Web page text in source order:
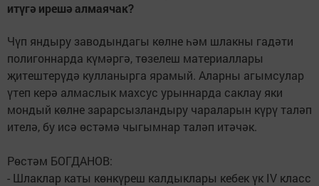
итүгә ирешә алмаячак?
Чүп яндыру заводындагы көлне һәм шлакны гадәти
полигоннарда күмәргә, төзелеш материаллары
җитештерүдә кулланырга ярамый. Аларны агымсулар
үтеп керә алмаслык махсус урыннарда саклау яки
мондый көлне зарарсызландыру чараларын күрү таләп
ителә, бу исә өстәмә чыгымнар таләп итәчәк.
Рөстәм БОГДАНОВ:
- Шлаклар каты көнкүреш калдыклары кебек үк IV класс